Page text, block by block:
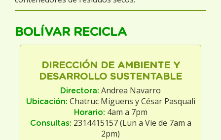
BOLÍVAR RECICLA
DIRECCIÓN DE AMBIENTE Y
DESARROLLO SUSTENTABLE
Directora: Andrea Navarro
Ubicación: Chatruc Miguens y César Pasquali
Horario: 4am a 7pm
Consultas: 2314415157 (Lun a Vie de 7am a
2pm)